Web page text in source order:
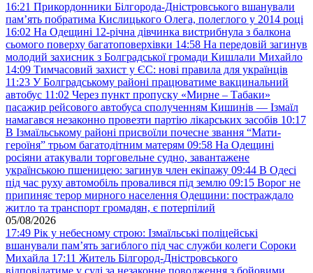
16:21 Прикордонники Білгорода-Дністровського вшанували
пам’ять побратима Кислицького Олега, полеглого у 2014 році
16:02 На Одещині 12-річна дівчинка вистрибнула з балкона
сьомого поверху багатоповерхівки 14:58 На передовій загинув
молодий захисник з Болградської громади Кишлали Михайло
14:09 Тимчасовий захист у ЄС: нові правила для українців
11:23 У Болградському районі працюватиме вакцинальний
автобус 11:02 Через пункт пропуску «Мирне – Табаки»
пасажир рейсового автобуса сполученням Кишинів — Ізмаїл
намагався незаконно провезти партію лікарських засобів 10:17
В Ізмаїльському районі присвоїли почесне звання “Мати-
героїня” трьом багатодітним матерям 09:58 На Одещині
росіяни атакували торговельне судно, завантажене
українською пшеницею: загинув член екіпажу 09:44 В Одесі
під час руху автомобіль провалився під землю 09:15 Ворог не
припиняє терор мирного населення Одещини: постраждало
житло та транспорт громадян, є потерпілий
05/08/2026
17:49 Рік у небесному строю: Ізмаїльські поліцейські
вшанували пам’ять загиблого під час служби колеги Сороки
Михайла 17:11 Житель Білгород-Дністровського
відповідатиме у суді за незаконне поводження з бойовими